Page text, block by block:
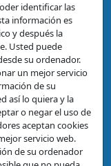
identificar las
información es
y después la
Usted puede
su ordenador.
un mejor servicio
de su
así lo quiera y la
o negar el uso de
aceptan cookies
servicio web.
de su ordenador